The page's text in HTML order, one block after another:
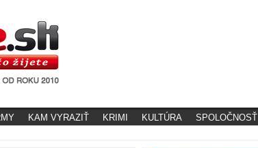
KAM VYRAZIŤ KRIMI KULTÚRA SPOLOČNOSŤ